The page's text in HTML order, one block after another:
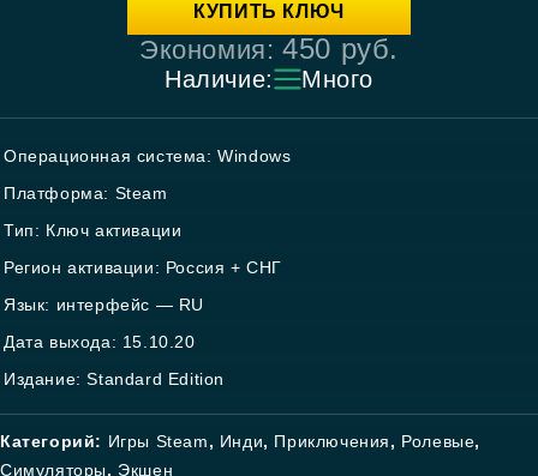
КУПИТЬ КЛЮЧ
Экономия:450 руб.
Наличие: Много
Операционная система: Windows
Платформа: Steam
Тип: Ключ активации
Регион активации: Россия + СНГ
Язык: интерфейс — RU
Дата выхода: 15.10.20
Издание: Standard Edition
Категорий: Игры Steam, Инди, Приключения, Ролевые,
Симуляторы, Экшен